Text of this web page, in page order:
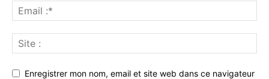
Enregistrer mon nom, email et site web dans ce navigateur